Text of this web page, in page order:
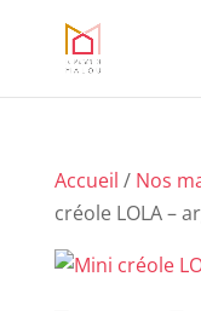
Accueil / Nos
créole LOLA –